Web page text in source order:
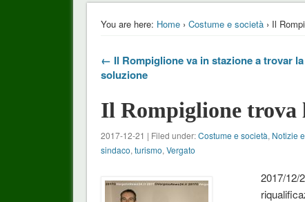
You are here: Home› Costume e società› Il
← Il Rompiglione va in stazione a trovar la
soluzione
Il Rompiglione trova
2017-12-21 | Filed under:Costume e società, Notizie
sindaco, turismo, Vergato
2017/